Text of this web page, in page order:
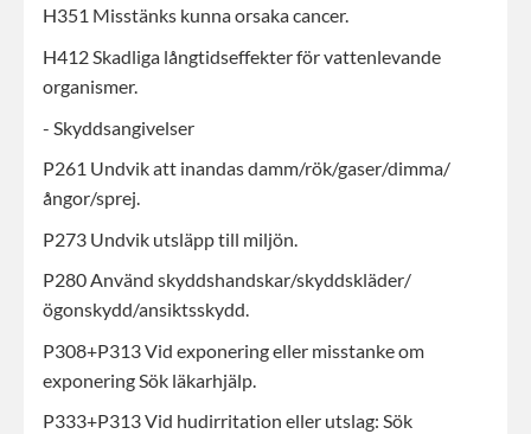
H351 Misstänks kunna orsaka cancer.
H412 Skadliga långtidseffekter för vattenlevande
organismer.
- Skyddsangivelser
P261 Undvik att inandas damm/rök/gaser/dimma/
ångor/sprej.
P273 Undvik utsläpp till miljön.
P280 Använd skyddshandskar/skyddskläder/
ögonskydd/ansiktsskydd.
P308+P313 Vid exponering eller misstanke om
exponering Sök läkarhjälp.
P333+P313 Vid hudirritation eller utslag: Sök